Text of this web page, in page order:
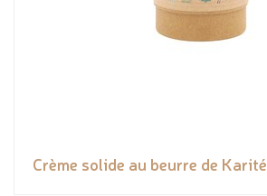
Crème solide au beurre de Karité